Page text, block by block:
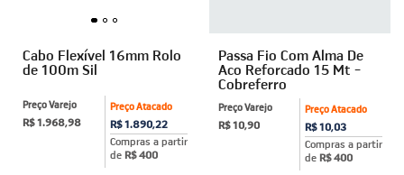
Cabo Flexível 16mm Rolo
de 100m Sil
Preço Atacado
R$ 1.890,22
Compras a partir
de R$ 400
Preço Varejo
R$ 1.968,98
Passa Fio Com Alma De
Aco Reforcado 15 Mt -
Cobreferro
Preço Atacado
R$ 10,03
Compras a partir
de R$ 400
Preço Varejo
R$ 10,90